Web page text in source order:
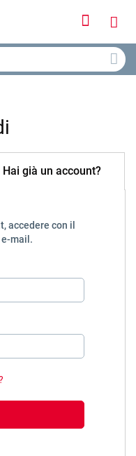
Accedi
Cerca
Hai già un account?
accedere con il
mail.